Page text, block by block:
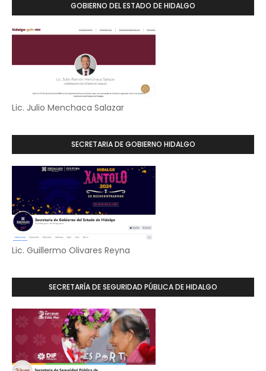
GOBIERNO DEL ESTADO DE HIDALGO
Lic. Julio Menchaca Salazar
SECRETARIA DE GOBIERNO HIDALGO
Lic. Guillermo Olivares Reyna
SECRETARÍA DE SEGURIDAD PÚBLICA DE HIDALGO